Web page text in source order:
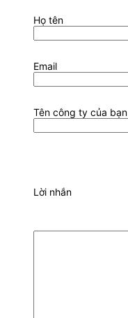
Họ tên
Email
Tên công ty của bạn
Lời nhắn